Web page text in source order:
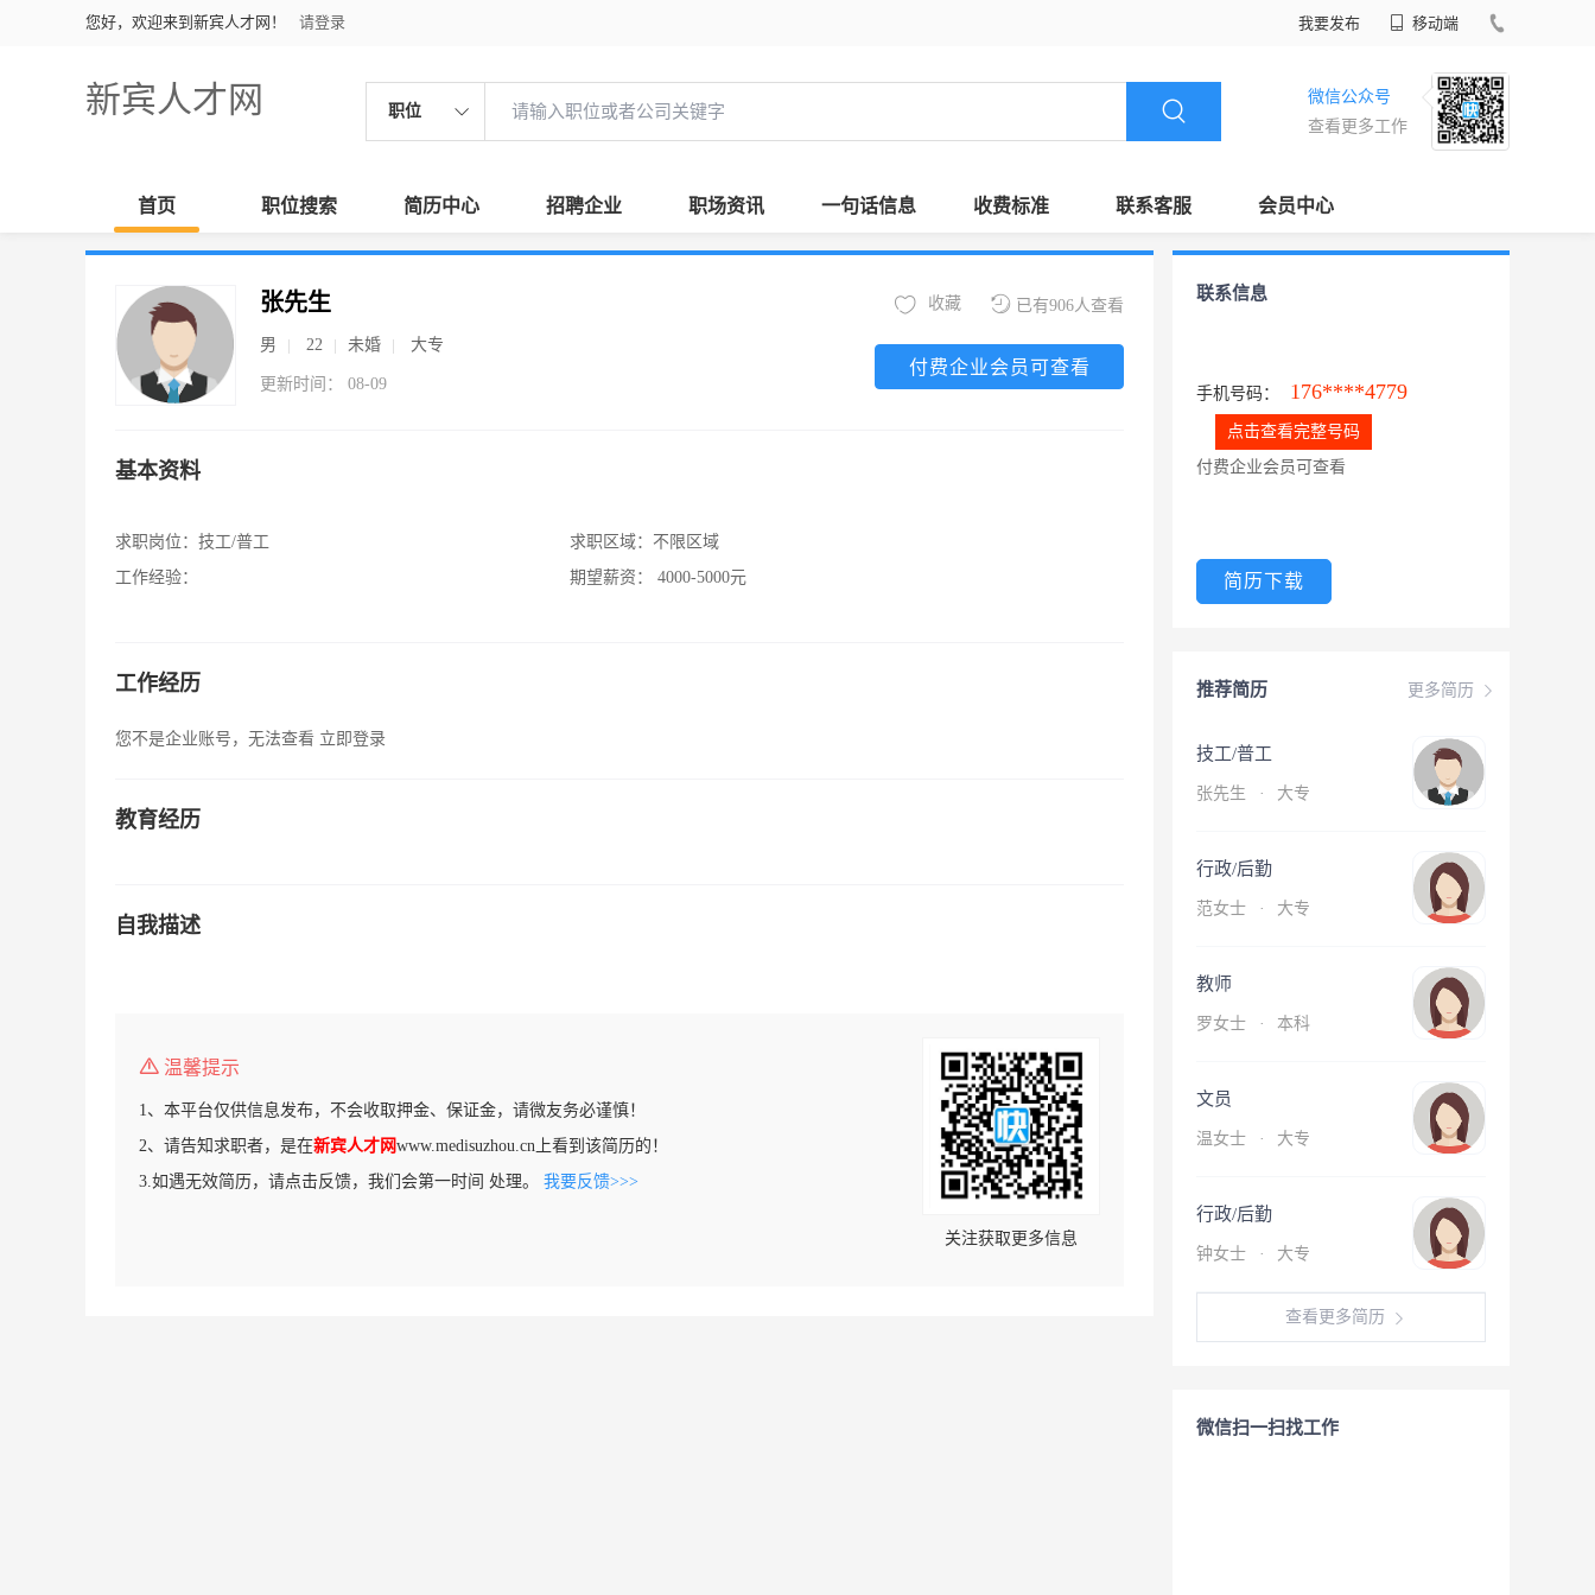
您好，欢迎来到新宾人才网！ 请登录 我要发布 移动端
新宾人才网 职位
微信公众号
查看更多工作
首页 职位搜索 简历中心 招聘企业 职场资讯 一句话信息 收费标准 联系客服 会员中心
张先生
男 22 未婚 大专
更新时间： 08-09
已有906人查看
收藏
付费企业会员可查看
基本资料
求职岗位： 技工/普工
工作经验：
求职区域： 不限区域
期望薪资：
4000-5000元
工作经历
您不是企业账号，无法查看 立即登录
教育经历
自我描述
温馨提示
1、本平台仅供信息发布，不会收取押金、保证金，请微友务必谨慎！
2、请告知求职者，是在新宾人才网www.medisuzhou.cn上看到该简历的！
3.如遇无效简历，请点击反馈，我们会第一时间 处理。 我要反馈>>>
关注获取更多信息
联系信息
手机号码： 176****4779
点击查看完整号码
付费企业会员可查看
简历下载
更多简历
推荐简历
技工/普工
张先生 · 大专
行政/后勤
范女士 · 大专
教师
罗女士 · 本科
文员
温女士 · 大专
行政/后勤
钟女士 · 大专
查看更多简历
微信扫一扫找工作